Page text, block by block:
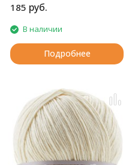
185 руб.
В наличии
Подробнее